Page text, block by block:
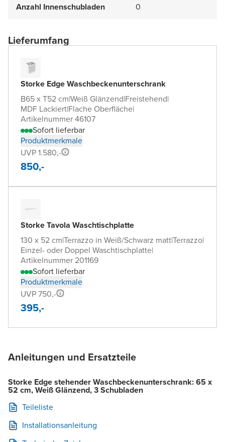
Anzahl Innenschubladen 0
Lieferumfang
Storke Edge Waschbeckenunterschrank
B65 x T52 cm|Weiß Glänzend|Freistehend|
MDF Lackiert|Flache Oberfläche|
Artikelnummer 46107
Sofort lieferbar
Produktmerkmale
UVP 1.580,-
850,-
Storke Tavola Waschtischplatte
130 x 52 cm|Terrazzo in Weiß/Schwarz matt|Terrazzo|
Einzel- oder Doppel Waschtischplatte|
Artikelnummer 201169
Sofort lieferbar
Produktmerkmale
UVP 750,-
395,-
Anleitungen und Ersatzteile
Storke Edge stehender Waschbeckenunterschrank: 65 x
52 cm, Weiß Glänzend, 3 Schubladen
Teileliste
Installationsanleitung